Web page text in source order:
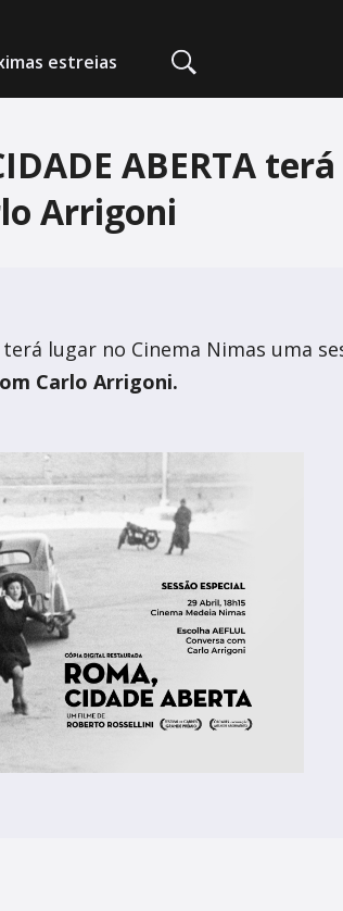
estreias
ABERTA
Arrigoni
lugar no Cinema Nimas uma
Carlo Arrigoni.